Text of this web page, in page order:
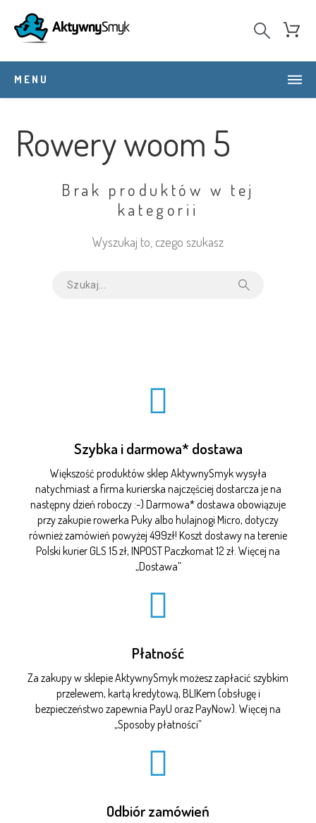
MENU
Rowery woom 5
Brak produktów w tej
kategorii
Wyszukaj to, czego szukasz
Szybka i darmowa* dostawa
Większość produktów sklep AktywnySmyk wysyła
natychmiast a firma kurierska najczęściej dostarcza je na
następny dzień roboczy :-) Darmowa* dostawa obowiązuje
przy zakupie rowerka Puky albo hulajnogi Micro, dotyczy
również zamówień powyżej 499zł! Koszt dostawy na terenie
Polski kurier GLS 15 zł, INPOST Paczkomat 12 zł. Więcej na
„Dostawa”
Płatność
Za zakupy w sklepie AktywnySmyk możesz zapłacić szybkim
przelewem, kartą kredytową, BLIKem (obsługę i
bezpieczeństwo zapewnia PayU oraz PayNow). Więcej na
„Sposoby płatności”
Odbiór zamówień